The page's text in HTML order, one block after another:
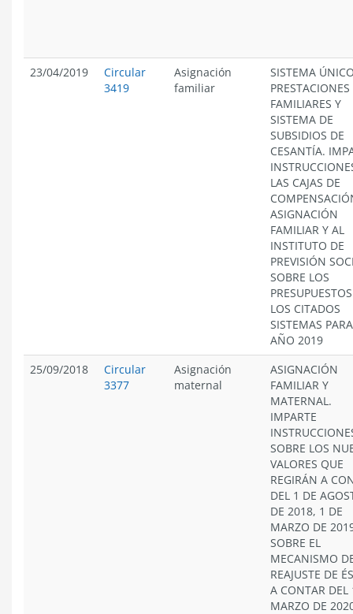
23/04/2019
Circular
3419
Asignación
familiar
SISTEMA
PRESTACIONES
FAMILIARES Y
SISTEMA DE
SUBSIDIOS DE
CESANTÍA.
LAS CAJAS DE
ASIGNACIÓN
FAMILIAR Y AL
INSTITUTO DE
PREVISIÓN
SOBRE LOS
LOS CITADOS
SISTEMAS
AÑO 2019
25/09/2018
Circular
3377
Asignación
maternal
ASIGNACIÓN
FAMILIAR Y
MATERNAL.
IMPARTE
SOBRE LOS
VALORES QUE
REGIRÁN A
DEL 1 DE
DE 2018, 1 DE
MARZO DE
SOBRE EL
MECANISMO
REAJUSTE DE
A CONTAR DEL
MARZO DE